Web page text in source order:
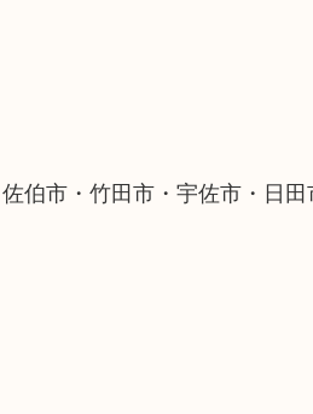
伯市・竹田市・宇佐市・日